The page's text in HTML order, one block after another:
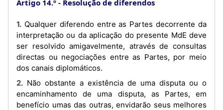
Artigo 14.º Resolução de diferendos
1. Qualquer diferendo entre as Partes decorrente da
interpretação ou da aplicação do presente MdE deve
ser resolvido amigavelmente, através de consultas
directas ou negociações entre as Partes, por meio
dos canais diplomáticos.
2. Não obstante a existência de uma disputa ou o
encaminhamento de uma disputa, as Partes, em
benefício umas das outras, envidarão seus melhores